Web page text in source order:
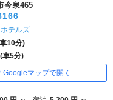
今泉465
テルズ
10分)
(車5分)
Googleマップで開く